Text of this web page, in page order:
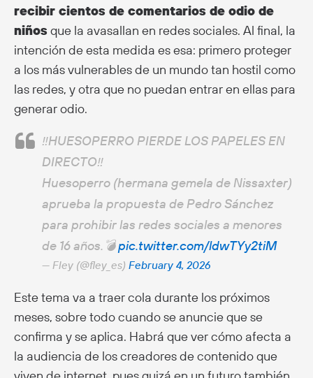
recibir cientos de comentarios de odio de
niños que la avasallan en redes sociales. Al final, la
intención de esta medida es esa: primero proteger
a los más vulnerables de un mundo tan hostil como
las redes, y otra que no puedan entrar en ellas para
generar odio.
‼️HUESOPERRO PIERDE LOS PAPELES EN
DIRECTO‼️
Huesoperro (hermana gemela de Nissaxter)
aprueba la propuesta de Pedro Sánchez
para prohibir las redes sociales a menores
de 16 años.💣pic.twitter.com/ldwTYy2tiM
— Fley (@fley_es) February 4, 2026
Este tema va a traer cola durante los próximos
meses, sobre todo cuando se anuncie que se
confirma y se aplica. Habrá que ver cómo afecta a
la audiencia de los creadores de contenido que